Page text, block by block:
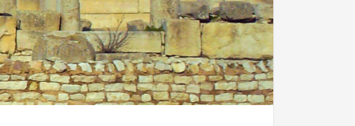
romaine, Tunisie Vandale